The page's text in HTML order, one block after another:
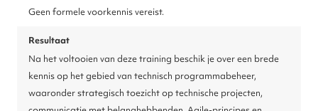
Geen formele voorkennis vereist.
Resultaat
Na het voltooien van deze training beschik je over een brede
kennis op het gebied van technisch programmabeheer,
waaronder strategisch toezicht op technische projecten,